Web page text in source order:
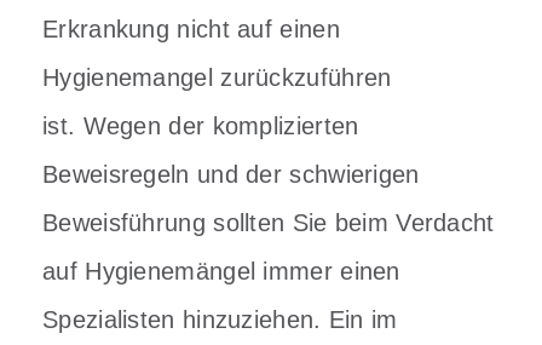
Erkrankung nicht auf einen
Hygienemangel zurückzuführen
ist. Wegen der komplizierten
Beweisregeln und der schwierigen
Beweisführung sollten Sie beim Verdacht
auf Hygienemängel immer einen
Spezialisten hinzuziehen. Ein im